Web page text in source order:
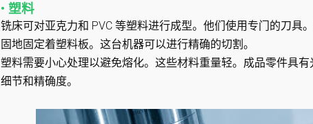
• 塑料
铣床可对亚克力和 PVC 等塑料进行成型。他们使用专门的刀具
固地固定着塑料板。这台机器可以进行精确的切割。
塑料需要小心处理以避免熔化。这些材料重量轻。成品零件具
细节和精确度。